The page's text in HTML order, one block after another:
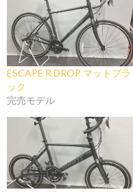
ESCAPE R DROP マットブラ
ック
完売モデル